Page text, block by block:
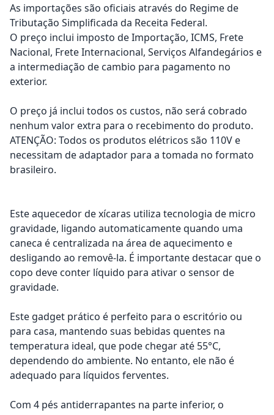
As importações são oficiais através do Regime de
Tributação Simplificada da Receita Federal.
O preço inclui imposto de Importação, ICMS, Frete
Nacional, Frete Internacional, Serviços Alfandegários e
a intermediação de cambio para pagamento no
exterior.
O preço já inclui todos os custos, não será cobrado
nenhum valor extra para o recebimento do produto.
ATENÇÃO: Todos os produtos elétricos são 110V e
necessitam de adaptador para a tomada no formato
brasileiro.
Este aquecedor de xícaras utiliza tecnologia de micro
gravidade, ligando automaticamente quando uma
caneca é centralizada na área de aquecimento e
desligando ao removê-la. É importante destacar que o
copo deve conter líquido para ativar o sensor de
gravidade.
Este gadget prático é perfeito para o escritório ou
para casa, mantendo suas bebidas quentes na
temperatura ideal, que pode chegar até 55°C,
dependendo do ambiente. No entanto, ele não é
adequado para líquidos ferventes.
Com 4 pés antiderrapantes na parte inferior, o